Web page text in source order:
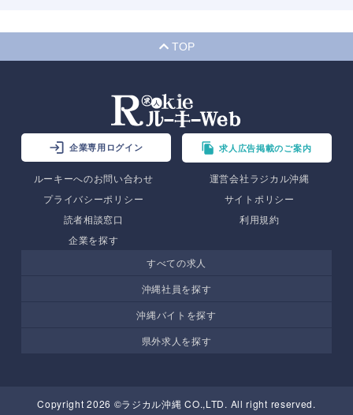
TOP
企業専用ログイン 求人広告掲載のご案内
ルーキーへのお問い合わせ
運営会社ラジカル沖縄
プライバシーポリシー
サイトポリシー
読者相談窓口
利用規約
企業を探す
すべての求人
沖縄社員を探す
沖縄バイトを探す
県外求人を探す
Copyright 2026 ©ラジカル沖縄 CO.,LTD. All right reserved.